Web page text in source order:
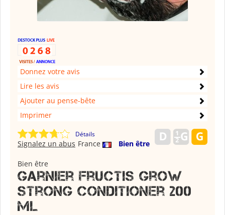
Donnez votre avis
Lire les avis
Ajouter au pense-bête
Imprimer
Détails
France Bien être
Signalez un abus
Bien être
Garnier Fructis Grow
Strong Conditioner 200
ml